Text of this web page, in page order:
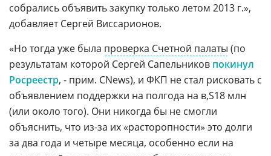
собрались объявить закупку только летом 2013 г.»,
добавляет Сергей Виссарионов.
«Но тогда уже была проверка Счетной палаты (по
результатам которой Сергей Сапельников покинул
Росреестр, - прим. CNews), и ФКП не стал рисковать с
объявлением поддержки на полгода на
18 млн
(или около того). Они никогда бы не смогли
объяснить, что из-за их «расторопности» это долги
за два года и четыре месяца, особенно если на